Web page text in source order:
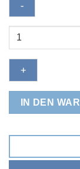
Oberkrainer
Medley
Menge
IN DEN